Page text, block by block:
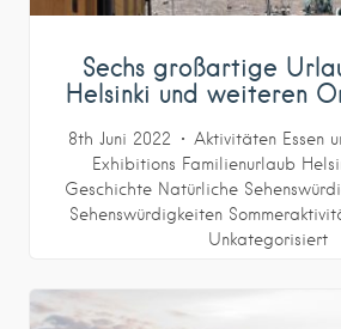
Sechs großartige
Helsinki und weiteren
8th Juni 2022 Aktivitäten Essen
Exhibitions Familienurlaub
Geschichte Natürliche
Sehenswürdigkeiten
Unkategorisiert